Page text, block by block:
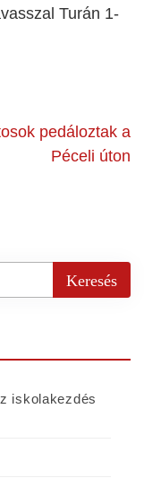
Turán 1-
pedáloztak a
Péceli úton
iskolakezdés